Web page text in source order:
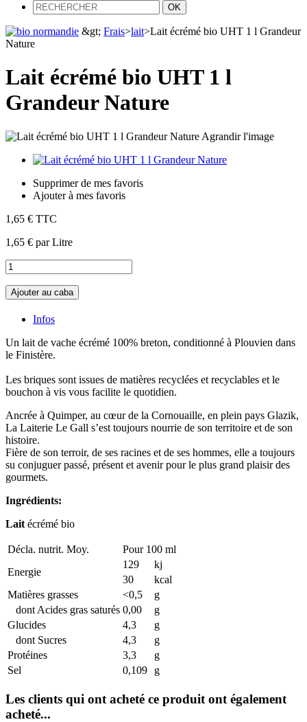
&gt; Frais>lait>Lait écrémé bio UHT 1 l Grandeur
Nature
Lait écrémé bio UHT 1 l
Grandeur Nature
Agrandir l'image
Supprimer de mes favoris
Ajouter à mes favoris
1,65 € TTC
1,65 € par Litre
Ajouter au caba
Infos
Un lait de vache écrémé 100% breton, conditionné à Plouvien dans
le Finistère.
Les briques sont issues de matières recyclées et recyclables et le
bouchon à vis vous facilite le quotidien.
Ancrée à Quimper, au cœur de la Cornouaille, en plein pays Glazik,
La Laiterie Le Gall s’est toujours nourrie de son territoire et de son
histoire.
Fière de son terroir, de ses racines et de ses hommes, elle a toujours
su conjuguer passé, présent et avenir pour le plus grand plaisir des
gourmets.
Ingrédients:
Lait écrémé bio
Décla. nutrit. Moy.
Pour 100 ml
Energie
129
kj
30
kcal
Matières grasses
<0,5
g
dont Acides gras saturés 0,00
g
Glucides
4,3
g
dont Sucres
4,3
g
Protéines
3,3
g
Sel
0,109 g
Les clients qui ont acheté ce produit ont également
acheté...